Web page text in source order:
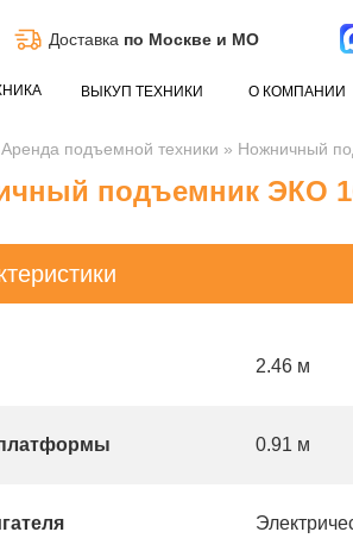
ВЫКУП ТЕХНИКИ О КОМПАНИИ
Доставка по Москве и МО
Аренда подъемной техники » Ножничный
подъемник ЭКО
2.46 м
0.91 м